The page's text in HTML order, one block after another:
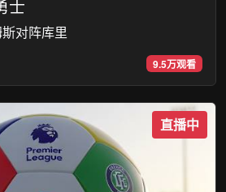
士
对阵库里
9.5万观看
直播中